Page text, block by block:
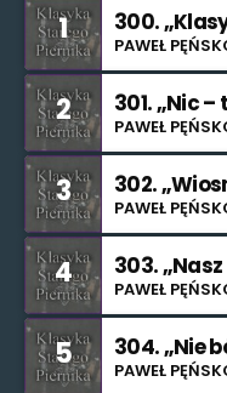
1
300.
znowu nie
PAWEŁ
2
301. „Nic
smutku”
PAWEŁ
3
302.
do rzeki”
PAWEŁ
4
303.
bilet na
PAWEŁ
5
304. „Nie
znajdę cię
PAWEŁ